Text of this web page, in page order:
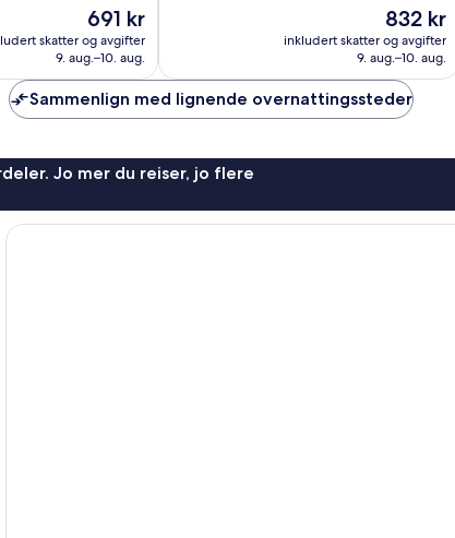
Prisen
er
691 kr
691 kr
skatter og avgifter
9. aug.–10. aug.
Prisen
er
832 kr
832 kr
inkludert skatter og avgifter
9. aug.–10. aug.
Sammenlign med lignende overnattingssteder
Jo mer du reiser, jo flere